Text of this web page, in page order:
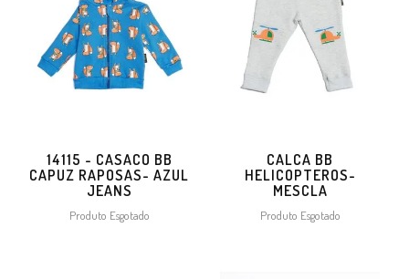
14115 - CASACO BB
CAPUZ RAPOSAS- AZUL
JEANS
Produto Esgotado
CALCA BB
HELICOPTEROS-
MESCLA
Produto Esgotado